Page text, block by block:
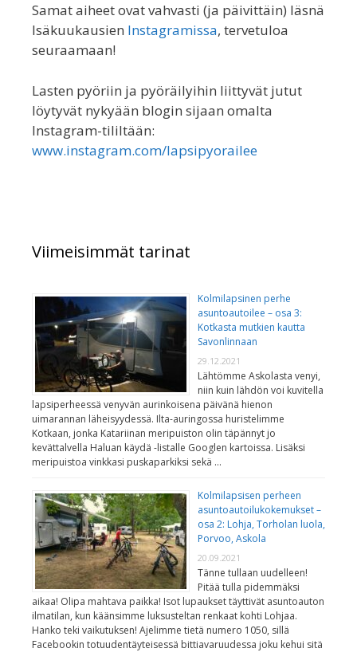
Samat aiheet ovat vahvasti (ja päivittäin) läsnä
Isäkuukausien Instagramissa, tervetuloa
seuraamaan!
Lasten pyöriin ja pyöräilyihin liittyvät jutut
löytyvät nykyään blogin sijaan omalta
Instagram-tililtään:
www.instagram.com/lapsipyorailee
Viimeisimmät tarinat
Kolmilapsinen perhe
asuntoautoilee – osa 3:
Kotkasta mutkien kautta
Savonlinnaan
29.12.2021
Lähtömme Askolasta venyi,
niin kuin lähdön voi kuvitella
lapsiperheessä venyvän aurinkoisena päivänä hienon
uimarannan läheisyydessä. Ilta-auringossa huristelimme
Kotkaan, jonka Katariinan meripuiston olin täpännyt jo
kevättalvella Haluan käydä -listalle Googlen kartoissa. Lisäksi
meripuistoa vinkkasi puskaparkiksi sekä …
Kolmilapsisen perheen
asuntoautoilukokemukset –
osa 2: Lohja, Torholan luola,
Porvoo, Askola
20.09.2021
Tänne tullaan uudelleen!
Pitää tulla pidemmäksi
aikaa! Olipa mahtava paikka! Isot lupaukset täyttivät asuntoauton
ilmatilan, kun käänsimme luksusteltan renkaat kohti Lohjaa.
Hanko teki vaikutuksen! Ajelimme tietä numero 1050, sillä
Facebookin totuudentäyteisessä bittiavaruudessa joku kehui sitä